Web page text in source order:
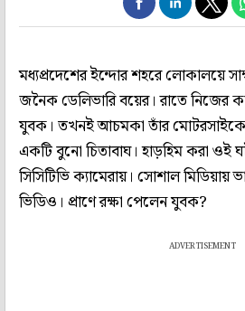
মধ্যপ্রদেশের ইন্দোর শহরে লোকালয়ে
জনৈক ডেলিভারি বয়ের। রাতে নিজের
যুবক। তখনই আচমকা তাঁর
একটি বুনো চিতাবাঘ। হাড়হিম করা ওই
সিসিটিভি ক্যামেরায়। সোশাল মিডিয়ায়
ভিডিও। প্রাণে রক্ষা পেলেন যুবক?
ADVERTISEMENT